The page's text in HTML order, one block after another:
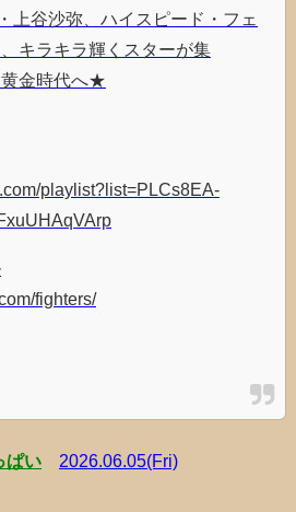
上谷沙弥、ハイスピード・フェ
キラキラ輝くスターが集
金時代へ★
playlist?list=PLCs8EA-
fighters/
ぱい
2026.06.05(Fri)